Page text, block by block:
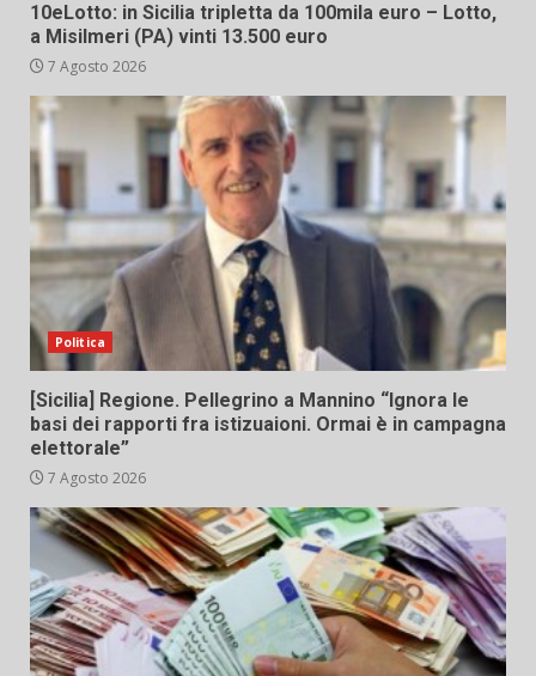
10eLotto: in Sicilia tripletta da 100mila euro – Lotto,
a Misilmeri (PA) vinti 13.500 euro
7 Agosto 2026
Politica
[Sicilia] Regione. Pellegrino a Mannino “Ignora le
basi dei rapporti fra istizuaioni. Ormai è in campagna
elettorale”
7 Agosto 2026